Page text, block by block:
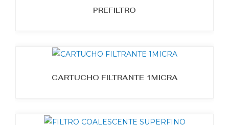
PREFILTRO
CARTUCHO FILTRANTE 1MICRA